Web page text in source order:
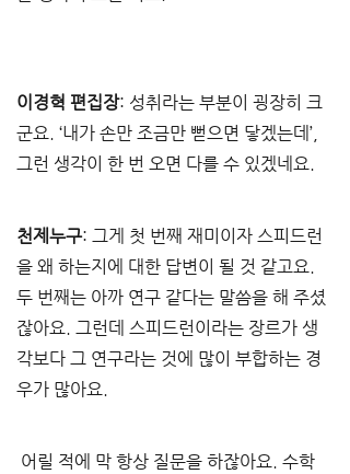
이경혁 편집장: 성취라는 부분이 굉장히 크
군요. ‘내가 손만 조금만 뻗으면 닿겠는데’,
그런 생각이 한 번 오면 다를 수 있겠네요.
천제누구: 그게 첫 번째 재미이자 스피드런
을 왜 하는지에 대한 답변이 될 것 같고요.
두 번째는 아까 연구 같다는 말씀을 해 주셨
잖아요. 그런데 스피드런이라는 장르가 생
각보다 그 연구라는 것에 많이 부합하는 경
우가 많아요.
어릴 적에 막 항상 질문을 하잖아요. 수학